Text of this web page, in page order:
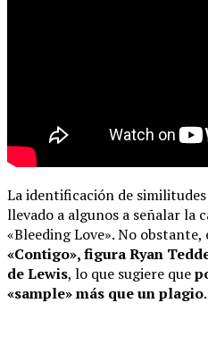
La identificación de
llevado a algunos a señalar la
«Bleeding Love». No
«Contigo», figura Ryan
de Lewis, lo que sugiere que
«sample» más que un plagio.